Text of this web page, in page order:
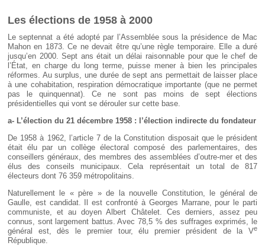
Les élections de 1958 à 2000
Le septennat a été adopté par l’Assemblée sous la présidence de Mac
Mahon en 1873. Ce ne devait être qu’une règle temporaire. Elle a duré
jusqu’en 2000. Sept ans était un délai raisonnable pour que le chef de
l’État, en charge du long terme, puisse mener à bien les principales
réformes. Au surplus, une durée de sept ans permettait de laisser place
à une cohabitation, respiration démocratique importante (que ne permet
pas le quinquennat). Ce ne sont pas moins de sept élections
présidentielles qui vont se dérouler sur cette base.
a- L’élection du 21 décembre 1958 : l’élection indirecte du fondateur
De 1958 à 1962, l’article 7 de la Constitution disposait que le président
était élu par un collège électoral composé des parlementaires, des
conseillers généraux, des membres des assemblées d’outre-mer et des
élus des conseils municipaux. Cela représentait un total de 817
électeurs dont 76 359 métropolitains.
Naturellement le « père » de la nouvelle Constitution, le général de
Gaulle, est candidat. Il est confronté à Georges Marrane, pour le parti
communiste, et au doyen Albert Châtelet. Ces derniers, assez peu
connus, sont largement battus. Avec 78,5 % des suffrages exprimés, le
général est, dès le premier tour, élu premier président de la Ve
République.